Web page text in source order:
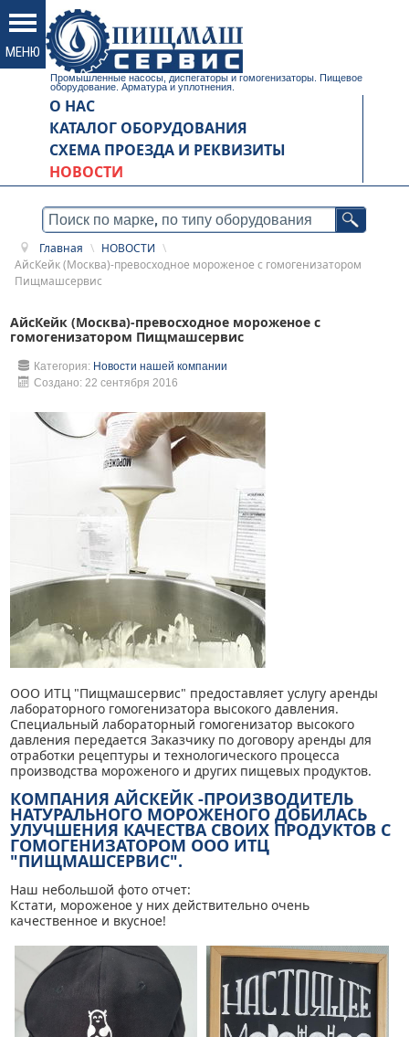
Промышленные насосы, диспегаторы и гомогенизаторы. Пищевое
оборудование. Арматура и уплотнения.
О НАС
КАТАЛОГ ОБОРУДОВАНИЯ
СХЕМА ПРОЕЗДА И РЕКВИЗИТЫ
НОВОСТИ
Главная \ НОВОСТИ \
АйсКейк (Москва)-превосходное мороженое с гомогенизатором
Пищмашсервис
АйсКейк (Москва)-превосходное мороженое с
гомогенизатором Пищмашсервис
Категория: Новости нашей компании
Создано: 22 сентября 2016
ООО ИТЦ "Пищмашсервис" предоставляет услугу аренды
лабораторного гомогенизатора высокого давления.
Специальный лабораторный гомогенизатор высокого
давления передается Заказчику по договору аренды для
отработки рецептуры и технологического процесса
производства мороженого и других пищевых продуктов.
КОМПАНИЯ АЙСКЕЙК -ПРОИЗВОДИТЕЛЬ
НАТУРАЛЬНОГО МОРОЖЕНОГО ДОБИЛАСЬ
УЛУЧШЕНИЯ КАЧЕСТВА СВОИХ ПРОДУКТОВ С
ГОМОГЕНИЗАТОРОМ ООО ИТЦ
"ПИЩМАШСЕРВИС".
Наш небольшой фото отчет:
Кстати, мороженое у них действительно очень
качественное и вкусное!